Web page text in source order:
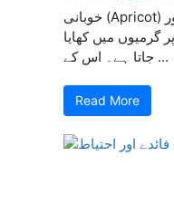
خوبانی (Apricot) ایک نہایت صحت بخش اور
گرمیوں میں کھایا
جاتا ہے۔ اس کے ...
Read More